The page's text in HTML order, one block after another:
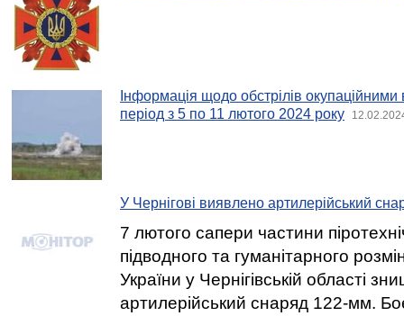
Інформація щодо обстрілів
період з 5 по 11 лютого 2024 року
У Чернігові виявлено артилерійський
7 лютого сапери частини
підводного та гуманітарного
України у Чернігівській області
артилерійський снаряд 122-мм.